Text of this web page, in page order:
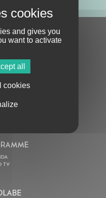
NEWSLETTER
TV
and gives you
want to activate
all
cookies